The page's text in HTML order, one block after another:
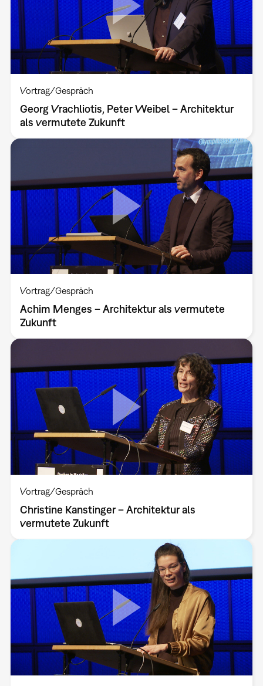
Vortrag/Gespräch
Georg Vrachliotis, Peter Weibel – Architektur
als vermutete Zukunft
Vortrag/Gespräch
Achim Menges – Architektur als vermutete
Zukunft
Vortrag/Gespräch
Christine Kanstinger – Architektur als
vermutete Zukunft